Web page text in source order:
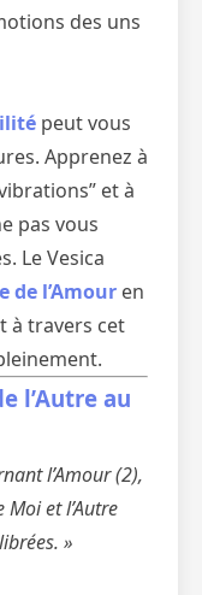
des uns
peut vous
Apprenez à
et à
pas vous
Le Vesica
de l’Amour en
à travers cet
l’Autre au
l’Amour (2),
et l’Autre
»